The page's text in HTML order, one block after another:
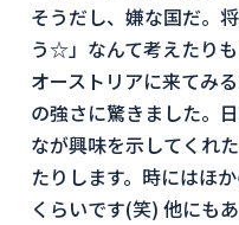
そうだし、嫌な国だ。
う☆」なんて考えたり
オーストリアに来てみ
の強さに驚きました。
なが興味を示してくれ
たりします。時にはほ
くらいです(笑) 他にも